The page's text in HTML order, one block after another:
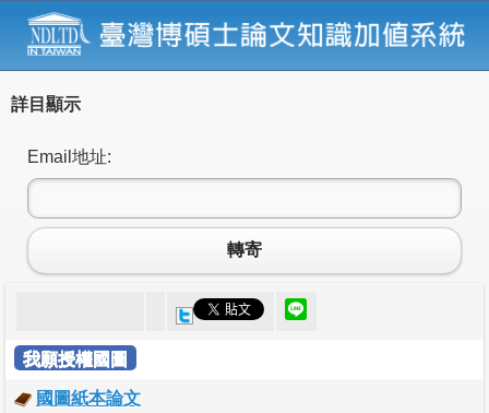
詳目顯示
Email地址:
轉寄
我願授權國圖
國圖紙本論文